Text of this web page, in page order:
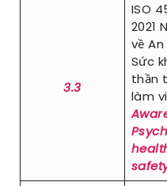
3.3
ISO
2021
về
Sức
thần
làm